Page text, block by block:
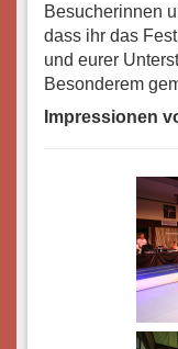
Besucherinnen
dass ihr das
und eurer
Besonderem
Impressionen